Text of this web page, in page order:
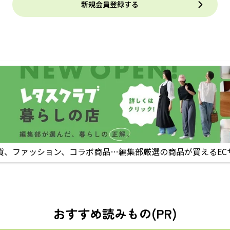
新規会員登録する
、ファッション、コラボ商品…編集部厳選の商品が買えるEC
おすすめ読みもの(PR)